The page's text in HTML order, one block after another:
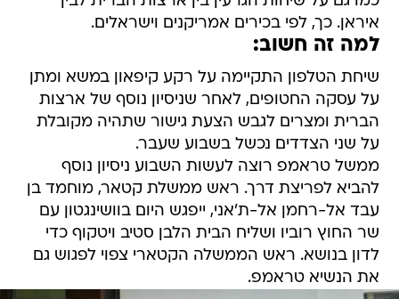
איראן. כך, לפי בכירים אמריקנים וישראלים.
למה זה חשוב:
שיחת הטלפון התקיימה על רקע קיפאון במשא ומתן
על עסקה החטופים, לאחר שניסיון נוסף של ארצות
הברית ומצרים לגבש הצעת גישור שתהיה מקובלת
על שני הצדדים נכשל בשבוע שעבר.
ממשל טראמפ רוצה לעשות השבוע ניסיון נוסף
להביא לפריצת דרך. ראש ממשלת קטאר, מוחמד בן
עבד אל-רחמן אל-ת'אני, ייפגש היום בוושינגטון עם
שר החוץ רוביו ושליח הבית הלבן סטיב ויטקוף כדי
לדון בנושא. ראש הממשלה הקטארי צפוי לפגוש גם
את הנשיא טראמפ.